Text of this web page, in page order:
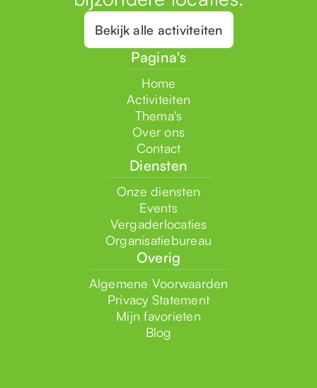
Bekijk alle activiteiten
Pagina's
Home
Activiteiten
Thema's
Over ons
Contact
Diensten
Onze diensten
Events
Vergaderlocaties
Organisatiebureau
Overig
Algemene Voorwaarden
Privacy Statement
Mijn favorieten
Blog